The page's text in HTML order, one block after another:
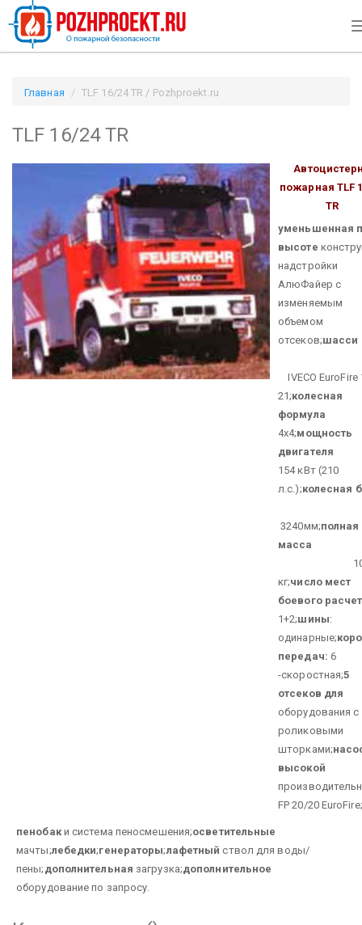
Главная TLF 16/24 TR / Pozhproekt.ru
TLF 16/24 TR
пожарная TLF
TR
уменьшенная
высоте
надстройки
АлюФайер с
изменяемым
объемом
отсеков;шасси
IVECO EuroFire
21;колесная
формула
4х4;мощность
двигателя
154 кВт (210
л.с.);колесная
3240мм;полная
масса
кг;число мест
боевого
1+2;шины:
одинарные;
передач: 6
-скоростная;5
отсеков для
оборудования с
роликовыми
шторками;
высокой
FP 20/20 EuroFire;
пенобаки система пеносмешения;осветительные
мачты;лебедки;генераторы;лафетный ствол для воды/
пены; дополнительная загрузка;дополнительное
оборудование по запросу.